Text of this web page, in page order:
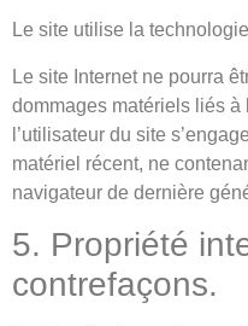
Le site utilise la
Le site Internet ne pourra
dommages matériels liés à
l’utilisateur du site
matériel récent, ne
navigateur de dernière
5. Propriété
contrefaçons.